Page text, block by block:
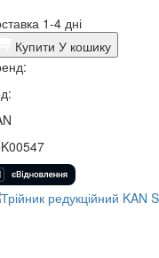
1-4 дні
Купити У кошику